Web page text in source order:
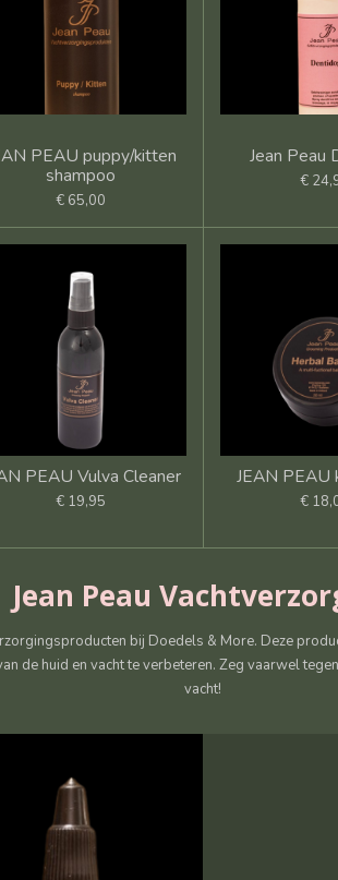
PEAU puppy/kitten
shampoo
€ 65,00
Jean Peau
€
PEAU Vulva Cleaner
€ 19,95
JEAN PEAU
€
Jean Peau
bij Doedels & More. Deze
de huid en vacht te verbeteren. Zeg vaarwel
vacht!